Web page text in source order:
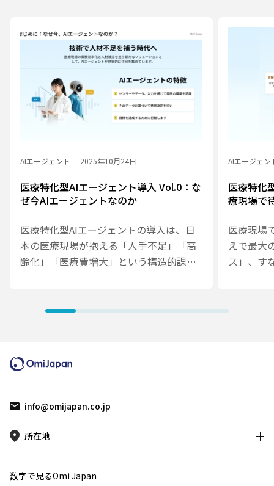
AIエージェント 2025年10月24日
医療特化型AIエージェント導入 Vol.0：な
ぜ今AIエージェントなのか
医療特化型AIエージェントの導入は、日
本の医療現場が抱える「人手不足」「高
齢化」「医療費増大」という構造的課題
違いを明確にしながら、AIエージェント
のかを解説します。Vol.0では、「なぜ今
AIエージェントなのか」をテーマに、そ
の医療現場へのインパクトと導入の全体
像を概観します。
AIエージェン
医療特化
療現場で
医療現場
えで最大
ス」、す
を具体的
示します
info@omijapan.co.jp
所在地
数字で見るOmi Japan